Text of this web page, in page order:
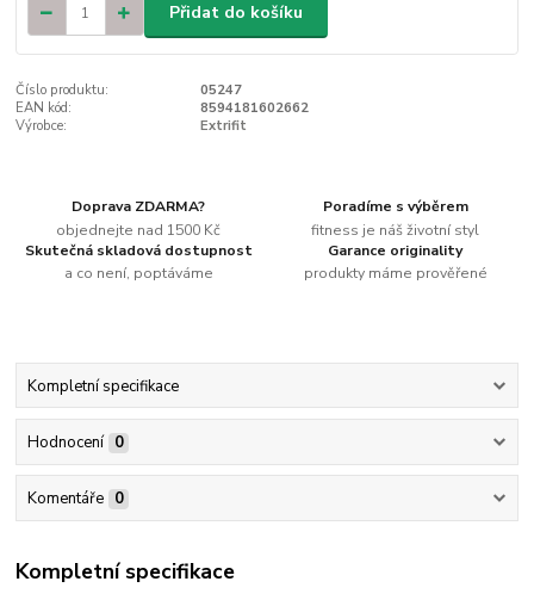
Přidat do košíku
Číslo produktu:
05247
EAN kód:
8594181602662
Výrobce:
Extrifit
Doprava ZDARMA?
objednejte nad 1500 Kč
Poradíme s výběrem
fitness je náš životní styl
Skutečná skladová dostupnost
a co není, poptáváme
Garance originality
produkty máme prověřené
Kompletní specifikace
Hodnocení 0
Komentáře 0
Kompletní specifikace